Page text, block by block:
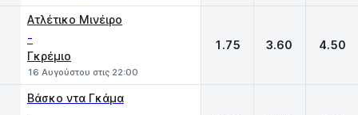
Ατλέτικο Μινέιρο
-
Γκρέμιο
16 Αυγούστου στις 22:00
1.75 3.60 4.50
Βάσκο ντα Γκάμα